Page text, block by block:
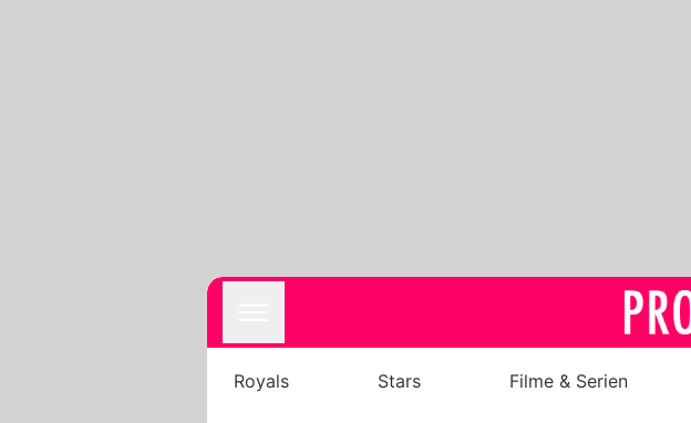
Royals Stars Filme & Serien